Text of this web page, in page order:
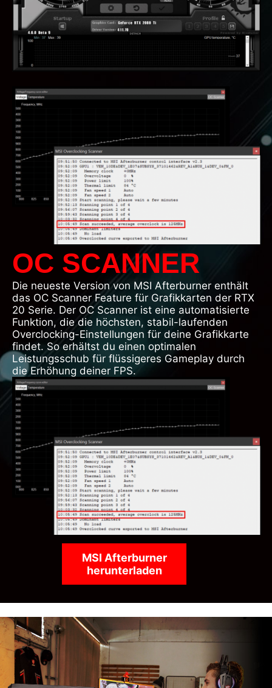
OC SCANNER
Die neueste Version von MSI Afterburner enthält
das OC Scanner Feature für Grafikkarten der RTX
20 Serie. Der OC Scanner ist eine automatisierte
Funktion, die die höchsten, stabil-laufenden
Overclocking-Einstellungen für deine Grafikkarte
findet. So erhältst du einen optimalen
Leistungsschub für flüssigeres Gameplay durch
die Erhöhung deiner FPS.
MSI Afterburner
herunterladen